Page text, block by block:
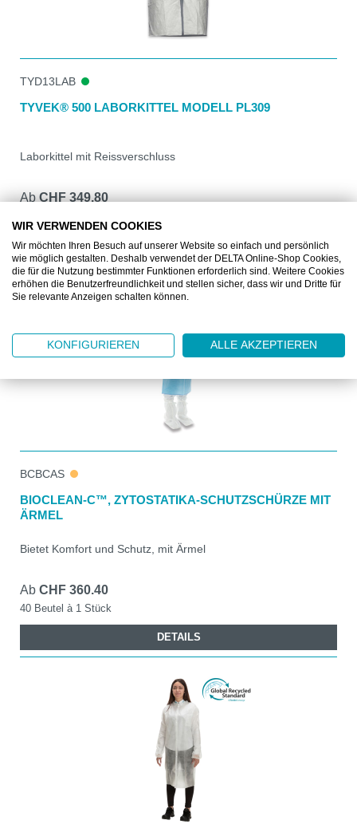
TYD13LAB
TYVEK® 500 LABORKITTEL MODELL PL309
Laborkittel mit Reissverschluss
AbCHF 349.80
DETAILS
BCBCAS
BIOCLEAN-C™, ZYTOSTATIKA-SCHUTZSCHÜRZE MIT
ÄRMEL
Bietet Komfort und Schutz, mit Ärmel
Ab CHF 360.40
40 Beutel à 1 Stück
DETAILS
WIR VERWENDEN COOKIES
Wir möchten Ihren Besuch auf unserer Website so einfach und persönlich
wie möglich gestalten. Deshalb verwendet der DELTA Online-Shop Cookies,
die für die Nutzung bestimmter Funktionen erforderlich sind. Weitere Cookies
erhöhen die Benutzerfreundlichkeit und stellen sicher, dass wir und Dritte für
Sie relevante Anzeigen schalten können.
KONFIGURIEREN ALLE AKZEPTIEREN